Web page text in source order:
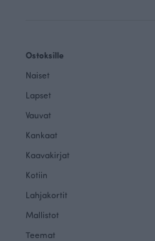
Ostoksille
Naiset
Lapset
Vauvat
Kankaat
Kaavakirjat
Kotiin
Lahjakortit
Mallistot
Teemat